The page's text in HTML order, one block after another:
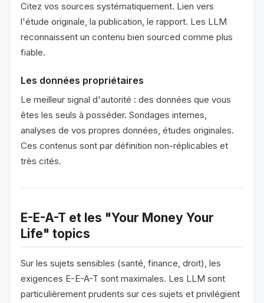
Citez vos sources systématiquement. Lien vers
l'étude originale, la publication, le rapport. Les LLM
reconnaissent un contenu bien sourced comme plus
fiable.
Les données propriétaires
Le meilleur signal d'autorité : des données que vous
êtes les seuls à posséder. Sondages internes,
analyses de vos propres données, études originales.
Ces contenus sont par définition non-réplicables et
très cités.
E-E-A-T et les "Your Money Your
Life" topics
Sur les sujets sensibles (santé, finance, droit), les
exigences E-E-A-T sont maximales. Les LLM sont
particulièrement prudents sur ces sujets et privilégient